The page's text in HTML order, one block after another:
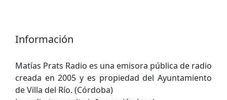
Información
Matías Prats Radio es una emisora ​​pública de radio
creada en 2005 y es propiedad del Ayuntamiento
de Villa del Río. (Córdoba)